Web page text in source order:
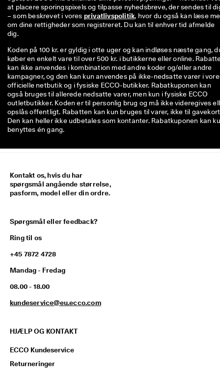
at placere sporingspixels og tilpasse nyhedsbreve, der sendes til
– som beskrevet i vores privatlivspolitik, hvor du også kan læse
om dine rettigheder som registreret. Du kan til enhver tid afmelde
dig.
Koden på 100 kr. er gyldig i otte uger og kan indløses næste gang,
køber en enkelt vare til over 500 kr. i butikkerne eller online.
kan ikke anvendes i kombination med andre koder og/eller andre
kampagner, og den kan kun anvendes på ikke-nedsatte varer i
officielle netbutik og i fysiske ECCO-butikker. Rabatkuponen kan
også bruges til allerede nedsatte varer, men kun i fysiske ECCO
outletbutikker. Koden er til personlig brug og må ikke videregives
opslås offentligt. Rabatten kan kun bruges til varer, ikke til
Den kan heller ikke udbetales som kontanter. Rabatkuponen kan
benyttes én gang.
Kontakt os, hvis du har
spørgsmål angående størrelse,
pasform, model eller din ordre.
Spørgsmål eller feedback?
Ring til os
+45 7872 4728
Mandag - Fredag
08.00 - 18.00
kundeservice@eu.ecco.com
HJÆLP OG KONTAKT
ECCO Kundeservice
Returneringer